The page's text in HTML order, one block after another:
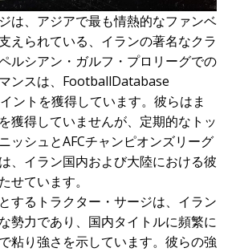
は、アジアで最も情熱的なファンベ
えられている、イランの著名なクラ
ルシアン・ガルフ・プロリーグでの
ンスは、FootballDatabase
ントを獲得しています。彼らはま
獲得していませんが、定期的なトッ
ッシュとAFCチャンピオンズリーグ
、イラン国内および大陸における彼
せています。
するトラクター・サージは、イラン
勢力であり、国内タイトルに頻繁に
粘り強さを示しています。彼らの強